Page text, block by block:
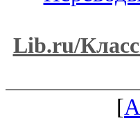
Lib.ru/
[